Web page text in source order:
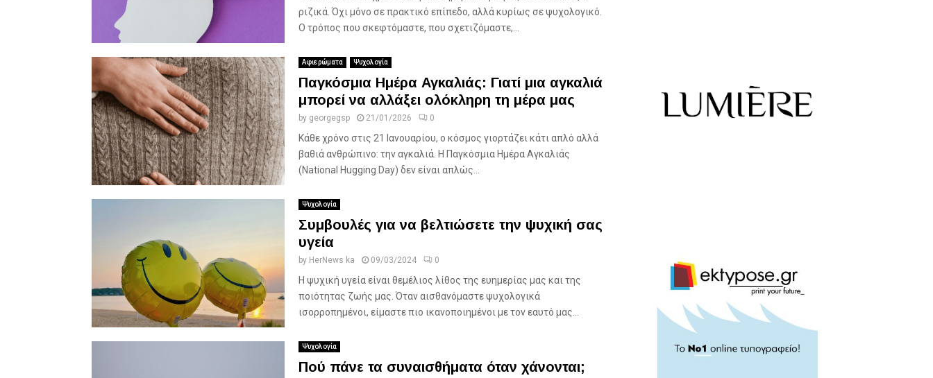
ριζικά. Όχι μόνο σε πρακτικό επίπεδο, αλλά κυρίως σε ψυχολογικό.
Ο τρόπος που σκεφτόμαστε, που σχετιζόμαστε,...
Αφιερώματα Ψυχολογία
Παγκόσμια Ημέρα Αγκαλιάς: Γιατί μια αγκαλιά
μπορεί να αλλάξει ολόκληρη τη μέρα μας
by georgegsp 21/01/2026 0
Κάθε χρόνο στις 21 Ιανουαρίου, ο κόσμος γιορτάζει κάτι απλό αλλά
βαθιά ανθρώπινο: την αγκαλιά. Η Παγκόσμια Ημέρα Αγκαλιάς
(National Hugging Day) δεν είναι απλώς...
Ψυχολογία
Συμβουλές για να βελτιώσετε την ψυχική σας
υγεία
by HerNews ka 09/03/2024 0
Η ψυχική υγεία είναι θεμέλιος λίθος της ευημερίας μας και της
ποιότητας ζωής μας. Όταν αισθανόμαστε ψυχολογικά
ισορροπημένοι, είμαστε πιο ικανοποιημένοι με τον εαυτό μας...
Ψυχολογία
Πού πάνε τα συναισθήματα όταν χάνονται;